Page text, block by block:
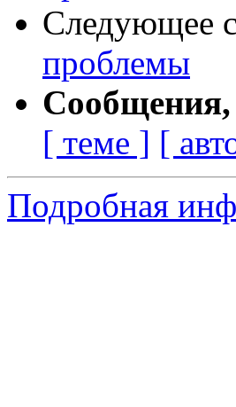
Следующее
проблемы
[ теме ] [
Подробная